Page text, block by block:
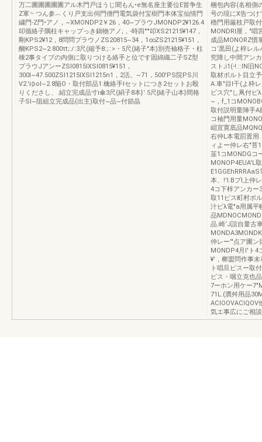
万二圃圃圃圃圃アル木門戸ほうじ聞もん•e無名座主要位E冒争生
Z軍﹄つん参︿くり戸支出伺門僧門電気袋付宝樹門本体宝仙情門
繍門-Z門•アノ，~­XMONDP2￥26，40~プラウJMONDP2¥126.4
叩循絡子隅柱キャップっき鍋物アノ;，-時四"'"叩XS21215¥147，
剛KPS2¥12，8問問プラウノZS20815~34，1∞ZS21215¥151，
醐KPS2~2.800τt;:/:3尺(縮予8:;::>・5尺(緒子"本)別売袖格子・柱
棟2事タイプの内側に取りつける絡手と位です固綿織二子SZ型
プラウJアンーZSI0815IXSI0815¥151，
300I~47.500ZSI1215IXSI1215n1，2活。~71，500'PS院PS川
V2.'ゆoI~2.8陥O・取付部品1:檎絡手lセットにつき2セットお殴
りくださし、.紹立完成品寸i傘3尺(絹子8本}'.5尺{緒子山本}間格
子Sl~阻組立完成品(出主)取付~品~付節晶
梱包内容(名相側
号の現にX告つけ
櫓門用厳枝戸取
MONDRI厘，"唱
成品MONORZ慣
コ‘黒田(よ梓レ
究障し中間アン
スト;i1(-!.::lN旧
取材ボルト目立
A.車"目l干(よ枠
ピス穴"し凧付ピ
~，f_1コ
取付説明量陣手
コ袖門用量
岨宜寛底品
右仲L本電罰置用
ィよー仲レ右"苔
韮1コMONDGコ
MONOP4EUA'L
本、!'I.Bプl上仲
4コ下梓アンカー
取11ピス町村ボ
汁ピλ電"a用属平
品
品.崎‘J誼自量古
仲レー'"点ア圃ン
MONDP4月l'ト4
¥'，榔盟問作事
ト唱旦ピスー取
ピス・咽立克也
7ーホン用ケー
71L.(贋舛用品
気エ事広にご相